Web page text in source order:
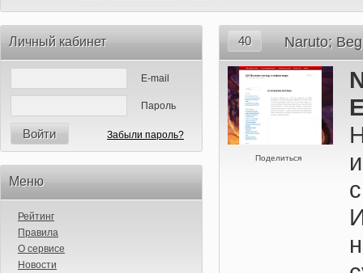
Личный кабинет
E-mail
Пароль
Войти Забыли пароль?
Меню
Рейтинг
Правила
О сервисе
Новости
40 Naruto;
Поделиться